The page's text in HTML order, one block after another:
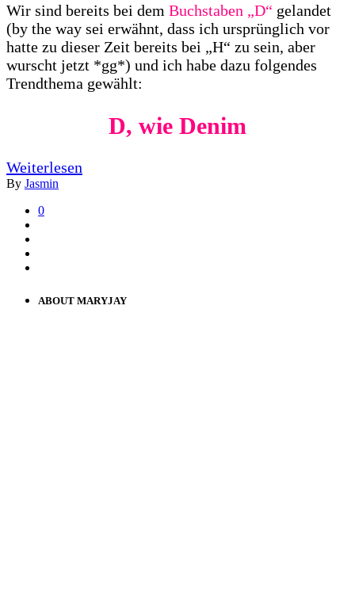
Wir sind bereits bei dem Buchstaben „D“ gelandet
(by the way sei erwähnt, dass ich ursprünglich vor
hatte zu dieser Zeit bereits bei „H“ zu sein, aber
wurscht jetzt *gg*) und ich habe dazu folgendes
Trendthema gewählt:
D, wie Denim
Weiterlesen
By Jasmin
0
ABOUT MARYJAY